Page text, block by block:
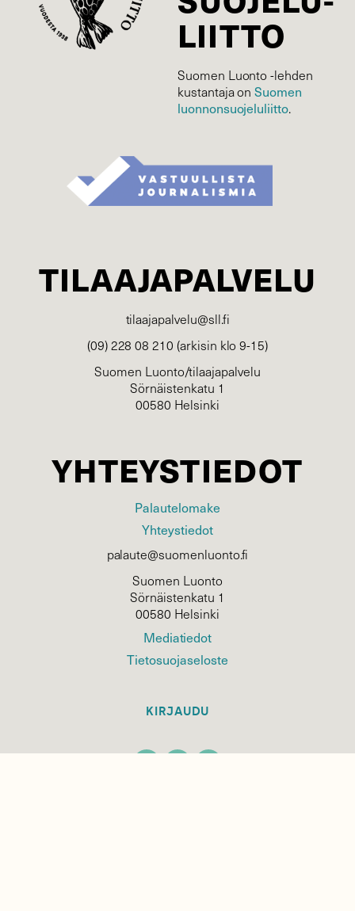
LIITTO
Suomen Luonto -lehden
kustantaja onSuomen
luonnonsuojelu­liitto.
TILAAJAPALVELU
tilaajapalvelu@sll.fi
(09) 228 08 210 (arkisin klo 9-15)
Suomen Luonto/tilaajapalvelu
Sörnäistenkatu 1
00580 Helsinki
YHTEYSTIEDOT
Palautelomake
Yhteystiedot
palaute@suomenluonto.fi
Suomen Luonto
Sörnäistenkatu 1
00580 Helsinki
Mediatiedot
Tietosuojaseloste
KIRJAUDU